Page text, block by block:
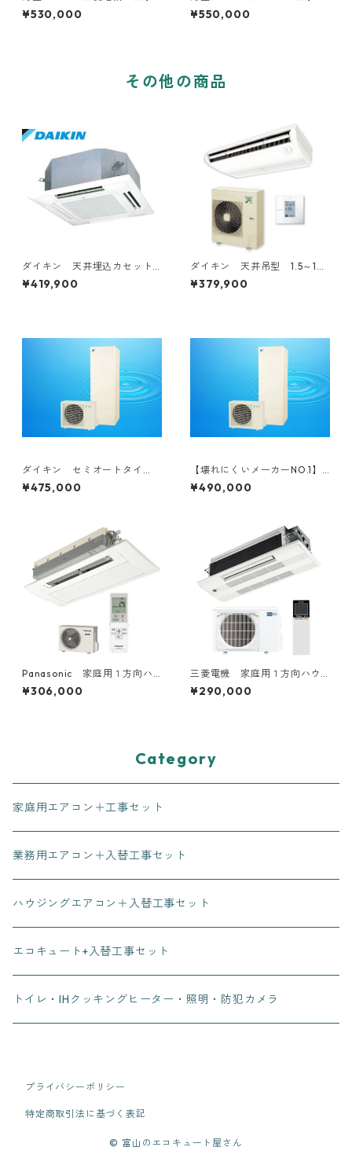
費込み 補助金対象機種
¥530,000
込み 補助金対象機種
¥550,000
その他の商品
ダイキン 天井埋込カセット
型4方向 1.5～6馬力
¥419,900
ダイキン 天井吊型 1.5～10
馬力
¥379,900
ダイキン セミオートタイ
プ 工事費込み 補助金対象
機種
¥475,000
【壊れにくいメーカーNO.1】
DAIKIN フルオートタイ
プ 工事費込み 補助金対象
¥490,000
Panasonic 家庭用１方向ハ
ウジングエアコン 6～18畳用
¥306,000
三菱電機 家庭用１方向ハウ
ジングエアコン 6～20畳用
¥290,000
Category
家庭用エアコン＋工事セット
業務用エアコン＋入替工事セット
ハウジングエアコン＋入替工事セット
エコキュート+入替工事セット
トイレ・IHクッキングヒーター・照明・防犯カメラ
プライバシーポリシー
特定商取引法に基づく表記
© 富山のエコキュート屋さん